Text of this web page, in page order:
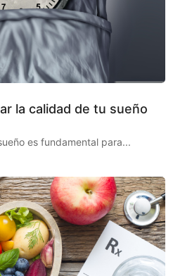
la calidad de tu sueño
es fundamental para...